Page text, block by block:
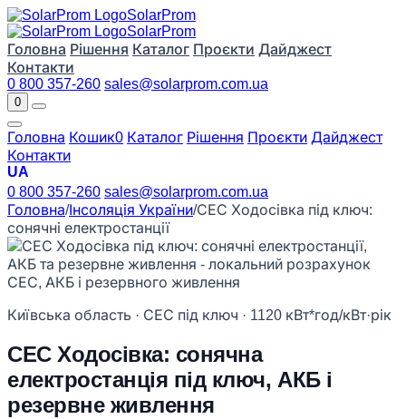
SolarProm
SolarProm
Головна Рішення Каталог Проєкти Дайджест
Контакти
0 800 357-260 sales@solarprom.com.ua
0
Головна Кошик0 Каталог Рішення Проєкти Дайджест
Контакти
UA
0 800 357-260 sales@solarprom.com.ua
Головна/Інсоляція України/СЕС Ходосівка під ключ:
сонячні електростанції
Київська область · СЕС під ключ · 1120 кВт*год/кВт·рік
СЕС Ходосівка: сонячна
електростанція під ключ, АКБ і
резервне живлення